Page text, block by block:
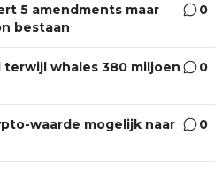
5 amendments maar
bestaan
0
terwijl whales 380 miljoen
0
waarde mogelijk naar
0